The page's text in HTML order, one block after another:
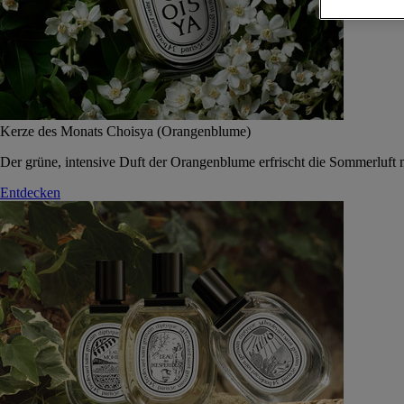
Kerze des Monats Choisya (Orangenblume)
Der grüne, intensive Duft der Orangenblume erfrischt die Sommerluft
Entdecken